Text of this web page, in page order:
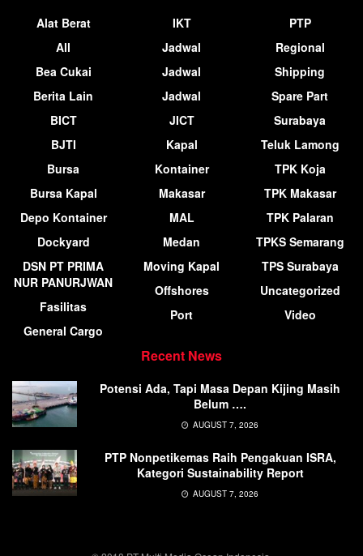
Alat Berat
All
Bea Cukai
Berita Lain
BICT
BJTI
Bursa
Bursa Kapal
Depo Kontainer
Dockyard
DSN PT PRIMA
NUR PANURJWAN
Fasilitas
General Cargo
IKT
Jadwal
Jadwal
Jadwal
JICT
Kapal
Kontainer
Makasar
MAL
Medan
Moving Kapal
Offshores
Port
PTP
Regional
Shipping
Spare Part
Surabaya
Teluk Lamong
TPK Koja
TPK Makasar
TPK Palaran
TPKS Semarang
TPS Surabaya
Uncategorized
Video
Recent News
Potensi Ada, Tapi Masa Depan Kijing Masih
Belum ….
AUGUST 7, 2026
PTP Nonpetikemas Raih Pengakuan ISRA,
Kategori Sustainability Report
AUGUST 7, 2026